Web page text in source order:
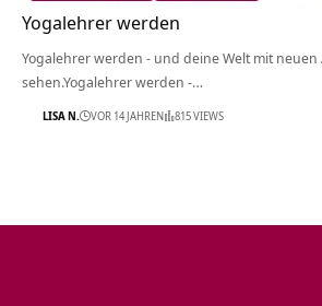
Yogalehrer werden
Yogalehrer werden - und deine Welt mit neuen
sehen.Yogalehrer werden -…
LISA N. VOR 14 JAHREN 815 VIEWS